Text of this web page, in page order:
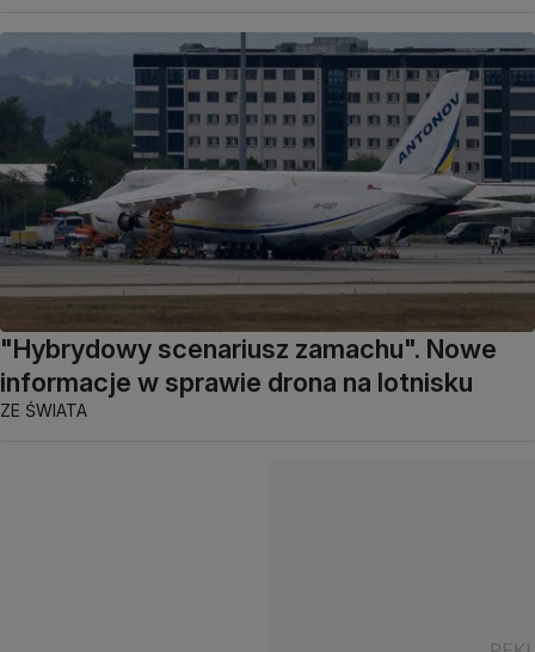
"Hybrydowy scenariusz zamachu". Nowe
informacje w sprawie drona na lotnisku
ZE ŚWIATA